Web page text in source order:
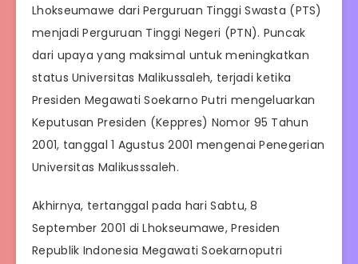
Lhokseumawe dari Perguruan Tinggi Swasta (PTS)
menjadi Perguruan Tinggi Negeri (PTN). Puncak
dari upaya yang maksimal untuk meningkatkan
status Universitas Malikussaleh, terjadi ketika
Presiden Megawati Soekarno Putri mengeluarkan
Keputusan Presiden (Keppres) Nomor 95 Tahun
2001, tanggal 1 Agustus 2001 mengenai Penegerian
Universitas Malikusssaleh.
Akhirnya, tertanggal pada hari Sabtu, 8
September 2001 di Lhokseumawe, Presiden
Republik Indonesia Megawati Soekarnoputri